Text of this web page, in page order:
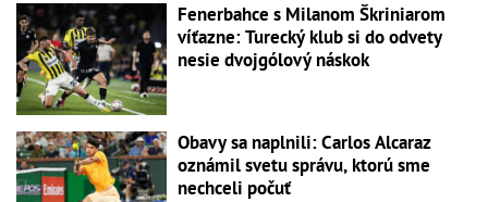
Fenerbahce s Milanom Škriniarom
víťazne: Turecký klub si do odvety
nesie dvojgólový náskok
Obavy sa naplnili: Carlos Alcaraz
oznámil svetu správu, ktorú sme
nechceli počuť